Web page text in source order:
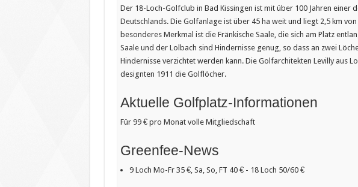
Der 18-Loch-Golfclub in Bad Kissingen ist mit über 100 Jahren einer
Deutschlands. Die Golfanlage ist über 45 ha weit und liegt 2,5 km
besonderes Merkmal ist die Fränkische Saale, die sich am Platz
Saale und der Lolbach sind Hindernisse genug, so dass an zwei
Hindernisse verzichtet werden kann. Die Golfarchitekten Levilly aus
designten 1911 die Golflöcher.
Aktuelle Golfplatz-Informationen
Für 99 € pro Monat volle Mitgliedschaft
Greenfee-News
9 Loch Mo-Fr 35 €, Sa, So, FT 40 € - 18 Loch 50/60 €